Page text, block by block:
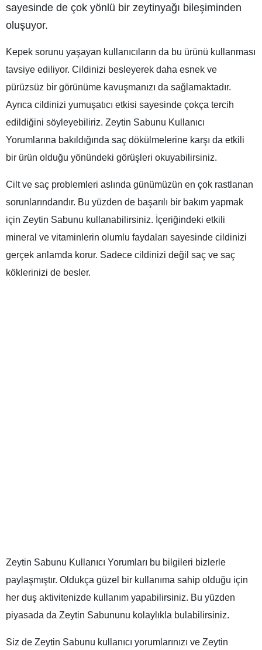
sayesinde de çok yönlü bir zeytinyağı bileşiminden
oluşuyor.
Kepek sorunu yaşayan kullanıcıların da bu ürünü kullanması
tavsiye ediliyor. Cildinizi besleyerek daha esnek ve
pürüzsüz bir görünüme kavuşmanızı da sağlamaktadır.
Ayrıca cildinizi yumuşatıcı etkisi sayesinde çokça tercih
edildiğini söyleyebiliriz. Zeytin Sabunu Kullanıcı
Yorumlarına bakıldığında saç dökülmelerine karşı da etkili
bir ürün olduğu yönündeki görüşleri okuyabilirsiniz.
Cilt ve saç problemleri aslında günümüzün en çok rastlanan
sorunlarındandır. Bu yüzden de başarılı bir bakım yapmak
için Zeytin Sabunu kullanabilirsiniz. İçeriğindeki etkili
mineral ve vitaminlerin olumlu faydaları sayesinde cildinizi
gerçek anlamda korur. Sadece cildinizi değil saç ve saç
köklerinizi de besler.
Zeytin Sabunu Kullanıcı Yorumları bu bilgileri bizlerle
paylaşmıştır. Oldukça güzel bir kullanıma sahip olduğu için
her duş aktivitenizde kullanım yapabilirsiniz. Bu yüzden
piyasada da Zeytin Sabununu kolaylıkla bulabilirsiniz.
Siz de Zeytin Sabunu kullanıcı yorumlarınızı ve Zeytin